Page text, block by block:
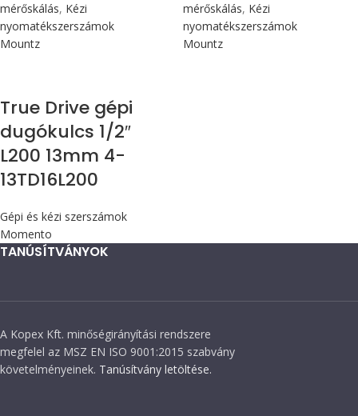
mérőskálás, Kézi
nyomatékszerszámok
Mountz
mérőskálás, Kézi
nyomatékszerszámok
Mountz
True Drive gépi
dugókulcs 1/2″
L200 13mm 4-
13TD16L200
Gépi és kézi szerszámok
Momento
TANÚSÍTVÁNYOK
A Kopex Kft. minőségirányítási rendszere
megfelel az MSZ EN ISO 9001:2015 szabvány
követelményeinek. Tanúsítvány letöltése.